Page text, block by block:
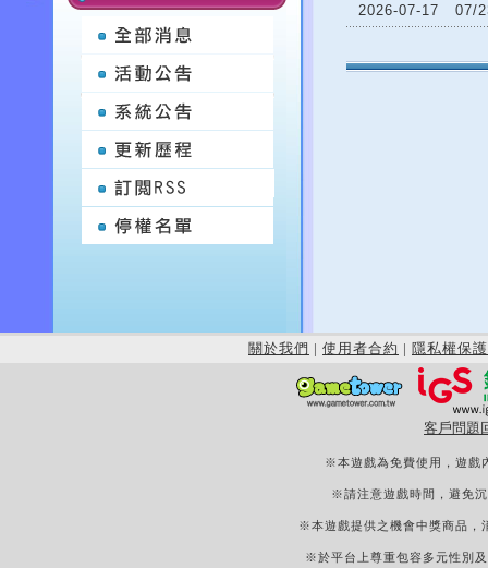
2026-07-17
07/
關於我們 | 使用者合約 | 隱私權保護
客戶問題
※本遊戲為免費使用，遊戲
※請注意遊戲時間，避免
※本遊戲提供之機會中獎商品，
※於平台上尊重包容多元性別